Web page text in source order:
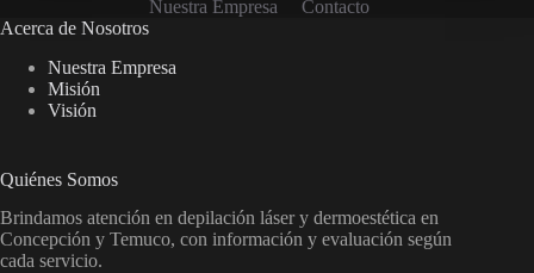
Nuestra Empresa
Contacto
Acerca de Nosotros
Nuestra Empresa
Misión
Visión
Quiénes Somos
Brindamos atención en depilación láser y dermoestética en
Concepción y Temuco, con información y evaluación según
cada servicio.